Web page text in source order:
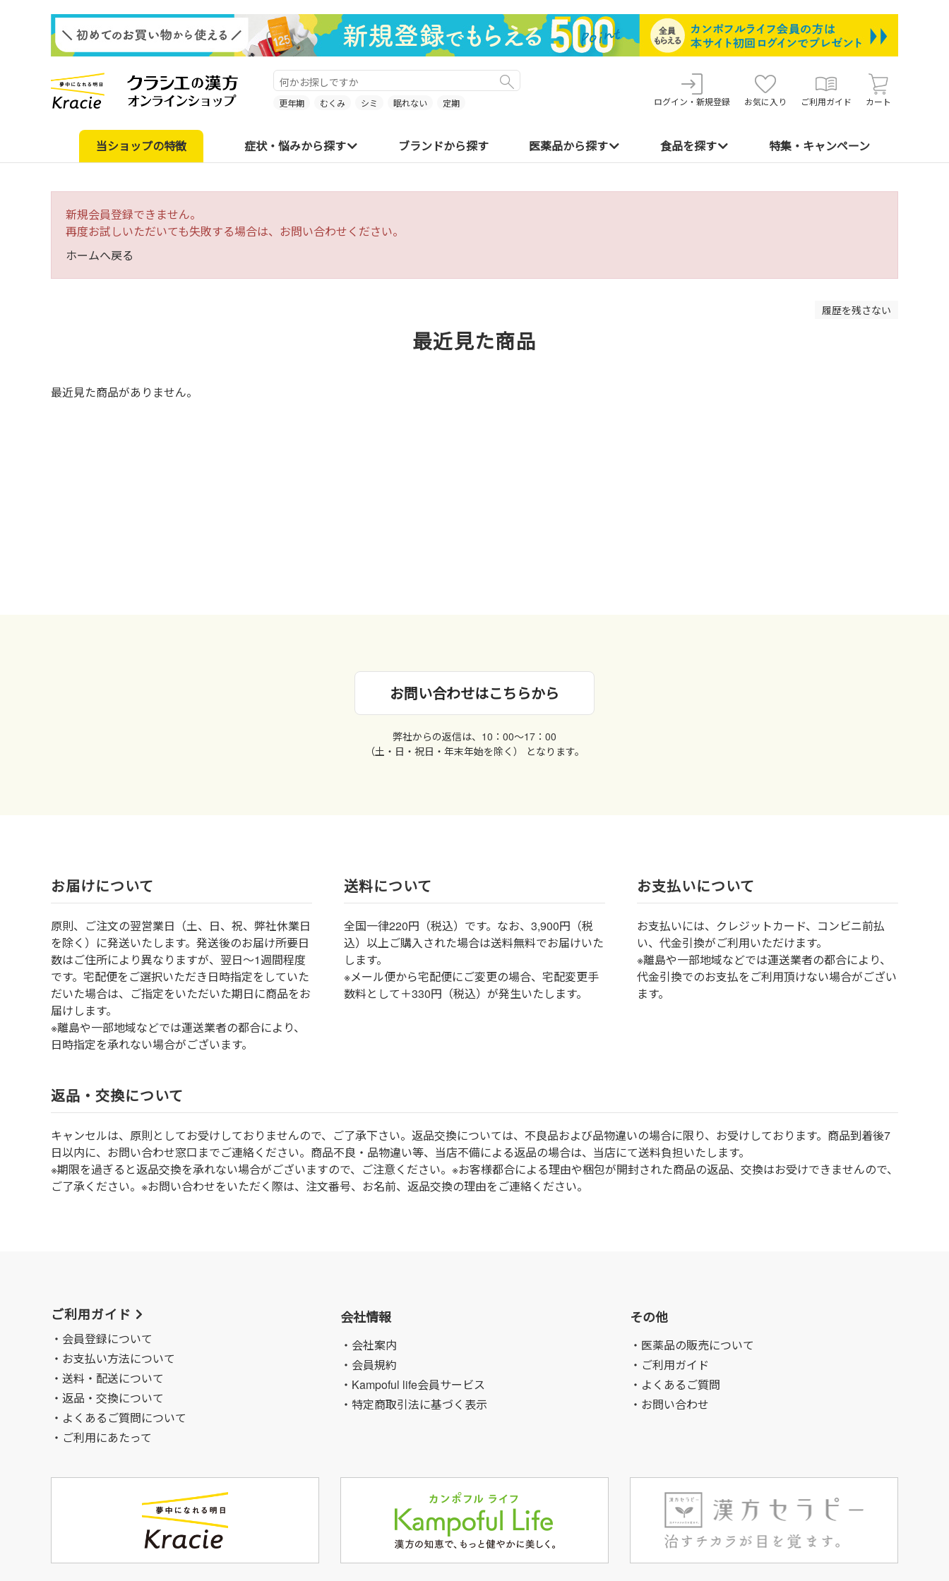
更年期 むくみ シミ 眠れない 定期 ログイン・新規登録 お気に入り ご利用ガイド カート
当ショップの特徴 症状・悩みから探す ブランドから探す 医薬品から探す 食品を探す 特集・キャンペーン
新規会員登録できません。
再度お試しいただいても失敗する場合は、お問い合わせください。
ホームへ戻る
履歴を残さない
最近見た商品
最近見た商品がありません。
お問い合わせはこちらから
弊社からの返信は、10：00〜17：00
（土・日・祝日・年末年始を除く） となります。
お届けについて
原則、ご注文の翌営業日（土、日、祝、弊社休業日
を除く）に発送いたします。発送後のお届け所要日
数はご住所により異なりますが、翌日～1週間程度
です。宅配便をご選択いただき日時指定をしていた
だいた場合は、ご指定をいただいた期日に商品をお
届けします。
※離島や一部地域などでは運送業者の都合により、
日時指定を承れない場合がございます。
送料について
全国一律220円（税込）です。なお、3,900円（税
込）以上ご購入された場合は送料無料でお届けいた
します。
※メール便から宅配便にご変更の場合、宅配変更手
数料として＋330円（税込）が発生いたします。
お⽀払いについて
お⽀払いには、クレジットカード、コンビニ前払
い、代金引換がご利用いただけます。
※離島や一部地域などでは運送業者の都合により、
代金引換でのお支払をご利用頂けない場合がござい
ます。
返品・交換について
キャンセルは、原則としてお受けしておりませんので、ご了承下さい。返品交換については、不良品および品物違いの場合に限り、お受けしております。商品到着後7
⽇以内に、お問い合わせ窓⼝までご連絡ください。商品不良・品物違い等、当店不備による返品の場合は、当店にて送料負担いたします。
※期限を過ぎると返品交換を承れない場合がございますので、ご注意ください。※お客様都合による理由や梱包が開封された商品の返品、交換はお受けできませんので、
ご了承ください。※お問い合わせをいただく際は、注文番号、お名前、返品交換の理由をご連絡ください。
ご利用ガイド
会員登録について
お支払い方法について
送料・配送について
返品・交換について
よくあるご質問について
ご利用にあたって
会社情報
・会社案内
・会員規約
・Kampoful life会員サービス
・特定商取引法に基づく表示
その他
・医薬品の販売について
・ご利用ガイド
・よくあるご質問
・お問い合わせ